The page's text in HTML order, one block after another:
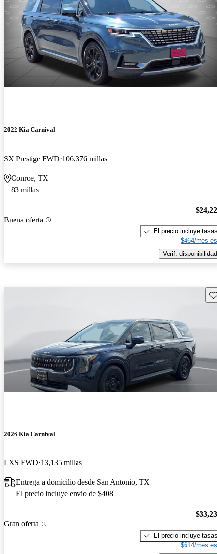
2022 Kia Carnival
SX Prestige FWD 106,376 millas
Conroe, TX
83 millas
Buena oferta
El precio incluye tasas
$464/mes
Verif. disponibilidad
2026 Kia Carnival
LXS FWD 13,135 millas
Entrega a domicilio desde San Antonio, TX
El precio incluye envío de $408
Gran oferta
El precio incluye tasas
$614/mes